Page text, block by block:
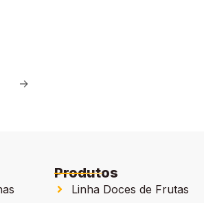
→
Produtos
Linha Doces de Frutas